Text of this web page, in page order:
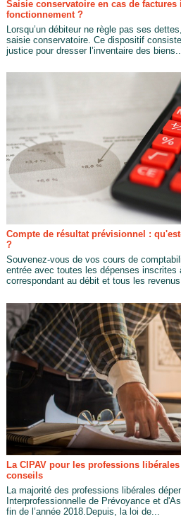
Saisie conservatoire en cas de factures
fonctionnement ?
Lorsqu’un débiteur ne règle pas ses
saisie conservatoire. Ce dispositif
justice pour dresser l’inventaire des
Compte de résultat prévisionnel :
?
Souvenez-vous de vos cours de
entrée avec toutes les dépenses inscrites
correspondant au débit et tous les
La CIPAV pour les professions
conseils
La majorité des professions libérales
Interprofessionnelle de Prévoyance et
fin de l’année 2018.Depuis, la loi de...